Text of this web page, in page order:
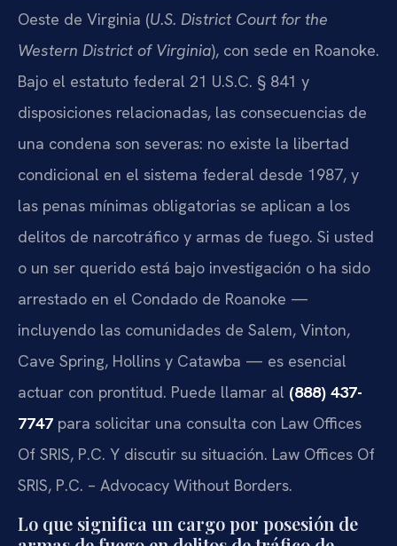
Oeste de Virginia (U.S. District Court for the
Western District of Virginia), con sede en Roanoke.
Bajo el estatuto federal 21 U.S.C. § 841 y
disposiciones relacionadas, las consecuencias de
una condena son severas: no existe la libertad
condicional en el sistema federal desde 1987, y
las penas mínimas obligatorias se aplican a los
delitos de narcotráfico y armas de fuego. Si usted
o un ser querido está bajo investigación o ha sido
arrestado en el Condado de Roanoke —
incluyendo las comunidades de Salem, Vinton,
Cave Spring, Hollins y Catawba — es esencial
actuar con prontitud. Puede llamar al (888) 437-
7747 para solicitar una consulta con Law Offices
Of SRIS, P.C. Y discutir su situación. Law Offices Of
SRIS, P.C. – Advocacy Without Borders.
Lo que significa un cargo por posesión de